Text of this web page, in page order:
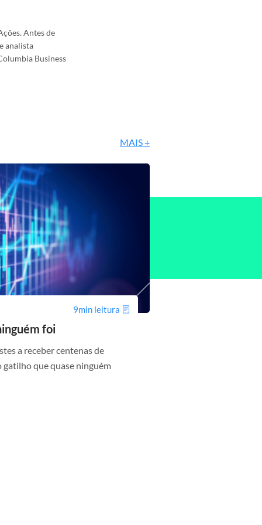
Antes de
analista
Business
MAIS +
9min leitura
foi
a receber centenas de
gatilho que quase ninguém